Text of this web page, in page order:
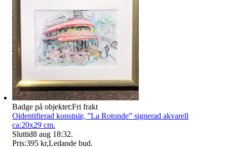
Badge på objektet:Fri frakt
Oidentifierad konstnär, ”La Rotonde” signerad akvarell
ca:20x29 cm.
Sluttid8 aug 18:32.
Pris:395 kr,Ledande bud.